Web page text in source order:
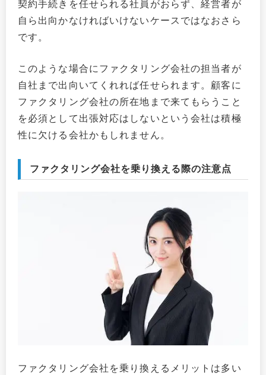
契約手続きを任せられる社員がおらず、経営者が
自ら出向かなければいけないケースではなおさら
です。
このような場合にファクタリング会社の担当者が
自社まで出向いてくれれば任せられます。顧客に
ファクタリング会社の所在地まで来てもらうこと
を必須として出張対応はしないという会社は積極
性に欠ける会社かもしれません。
ファクタリング会社を乗り換える際の注意点
ファクタリング会社を乗り換えるメリットは多い